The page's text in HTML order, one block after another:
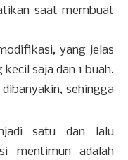
saat membuat
yang jelas
saja dan 1 buah.
sehingga
satu dan lalu
mentimun adalah